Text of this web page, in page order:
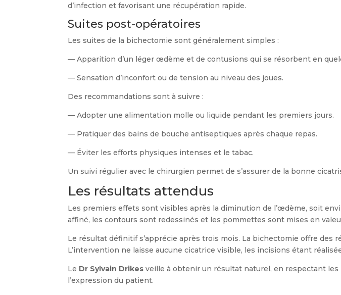
d’infection et favorisant une récupération rapide.
Suites post-opératoires
Les suites de la bichectomie sont généralement simples :
— Apparition d’un léger œdème et de contusions qui se résorbent en
— Sensation d’inconfort ou de tension au niveau des joues.
Des recommandations sont à suivre :
— Adopter une alimentation molle ou liquide pendant les premiers jours.
— Pratiquer des bains de bouche antiseptiques après chaque repas.
— Éviter les efforts physiques intenses et le tabac.
Un suivi régulier avec le chirurgien permet de s’assurer de la bonne
Les résultats attendus
Les premiers effets sont visibles après la diminution de l’œdème, soit
affiné, les contours sont redessinés et les pommettes sont mises en
Le résultat définitif s’apprécie après trois mois. La bichectomie offre
L’intervention ne laisse aucune cicatrice visible, les incisions étant
Le Dr Sylvain Drikes veille à obtenir un résultat naturel, en respectant
l’expression du patient.